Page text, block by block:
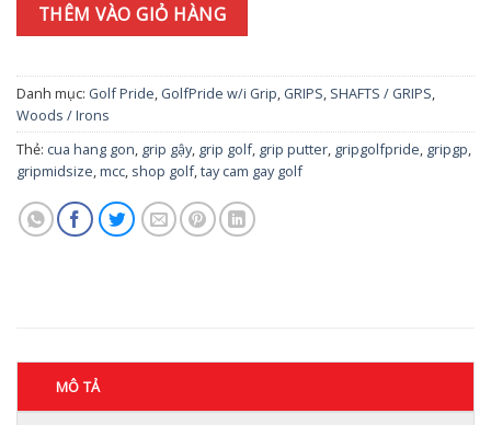
THÊM VÀO GIỎ HÀNG
Danh mục: Golf Pride, GolfPride w/i Grip, GRIPS, SHAFTS / GRIPS,
Woods / Irons
Thẻ: cua hang gon, grip gậy, grip golf, grip putter, gripgolfpride, gripgp,
gripmidsize,mcc, shop golf,tay cam gay golf
MÔ TẢ